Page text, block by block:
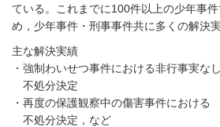
ている。これまでに100件以上の少年事
め，少年事件・刑事事件共に多くの解決
主な解決実績
・強制わいせつ事件における非行事実なし
不処分決定
・再度の保護観察中の傷害事件における
不処分決定，など